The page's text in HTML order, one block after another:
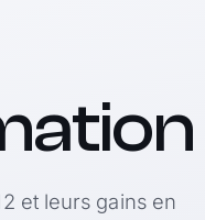
et leurs gains en